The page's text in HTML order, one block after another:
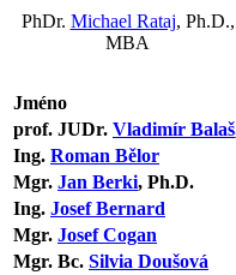
PhDr. Michael Rataj, Ph.D.,
MBA
Jméno
prof. JUDr. Vladimír Balaš
Ing. Roman Bělor
Mgr. Jan Berki, Ph.D.
Ing. Josef Bernard
Mgr. Josef Cogan
Mgr. Bc. Silvia Doušová